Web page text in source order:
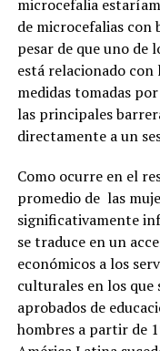
microcefalia
de microcefalias con
pesar de que uno de
está relacionado con
medidas tomadas
las principales
directamente a un
Como ocurre en el
promedio de las
significativamente
se traduce en un
económicos a los
culturales en los que
aprobados de
hombres a partir de